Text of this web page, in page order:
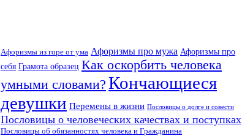
Афоризмы из горе от ума Афоризмы про мужа Афоризмы про
себя Грамота образец Как оскорбить человека
умными словами? Кончающиеся
девушки Перемены в жизни Пословицы о долге и совести
Пословицы о человеческих качествах и поступках
Пословицы об обязанностях человека и Гражданина